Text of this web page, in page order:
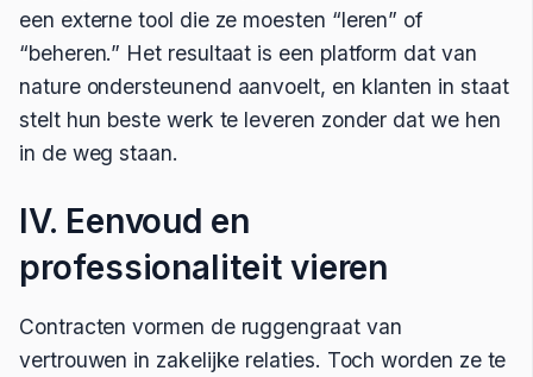
een externe tool die ze moesten “leren” of
“beheren.” Het resultaat is een platform dat van
nature ondersteunend aanvoelt, en klanten in staat
stelt hun beste werk te leveren zonder dat we hen
in de weg staan.
IV. Eenvoud en
professionaliteit vieren
Contracten vormen de ruggengraat van
vertrouwen in zakelijke relaties. Toch worden ze te